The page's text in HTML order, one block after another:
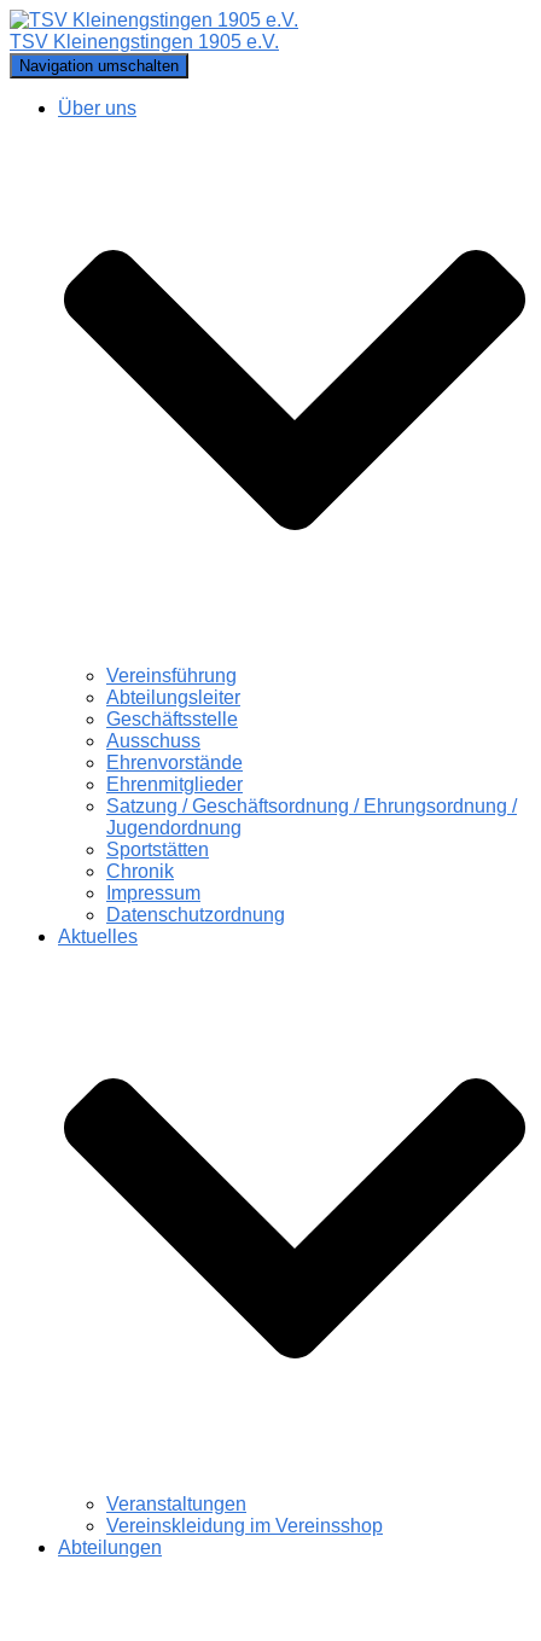
TSV Kleinengstingen 1905 e.V.
Navigation umschalten
Über uns
Vereinsführung
Abteilungsleiter
Geschäftsstelle
Ausschuss
Ehrenvorstände
Ehrenmitglieder
Satzung / Geschäftsordnung / Ehrungsordnung /
Jugendordnung
Sportstätten
Chronik
Impressum
Datenschutzordnung
Aktuelles
Veranstaltungen
Vereinskleidung im Vereinsshop
Abteilungen